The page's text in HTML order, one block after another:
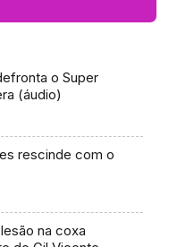
o Super
(áudio)
rescinde com o
na coxa